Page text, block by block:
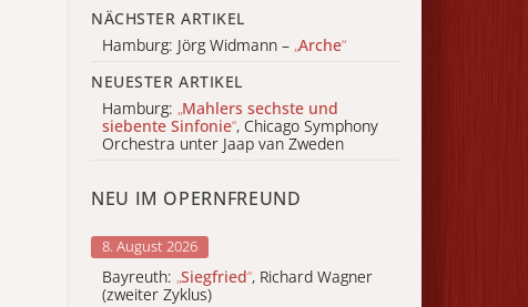
NÄCHSTER ARTIKEL
Hamburg: Jörg Widmann – „Arche“
NEUESTER ARTIKEL
Hamburg: „Mahlers sechste und
siebente Sinfonie“, Chicago Symphony
Orchestra unter Jaap van Zweden
NEU IM OPERNFREUND
8. August 2026
Bayreuth: „Siegfried“, Richard Wagner
(zweiter Zyklus)